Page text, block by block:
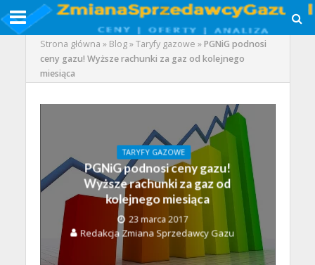
Strona główna » Blog»Taryfy gazowe »PGNiG podnosi
ceny gazu! Wyższe rachunki za gaz od kolejnego
miesiąca
TARYFY GAZOWE
PGNiG podnosi ceny gazu!
Wyższe rachunki za gaz od
kolejnego miesiąca
23 marca 2017
Redakcja Zmiana Sprzedawcy Gazu